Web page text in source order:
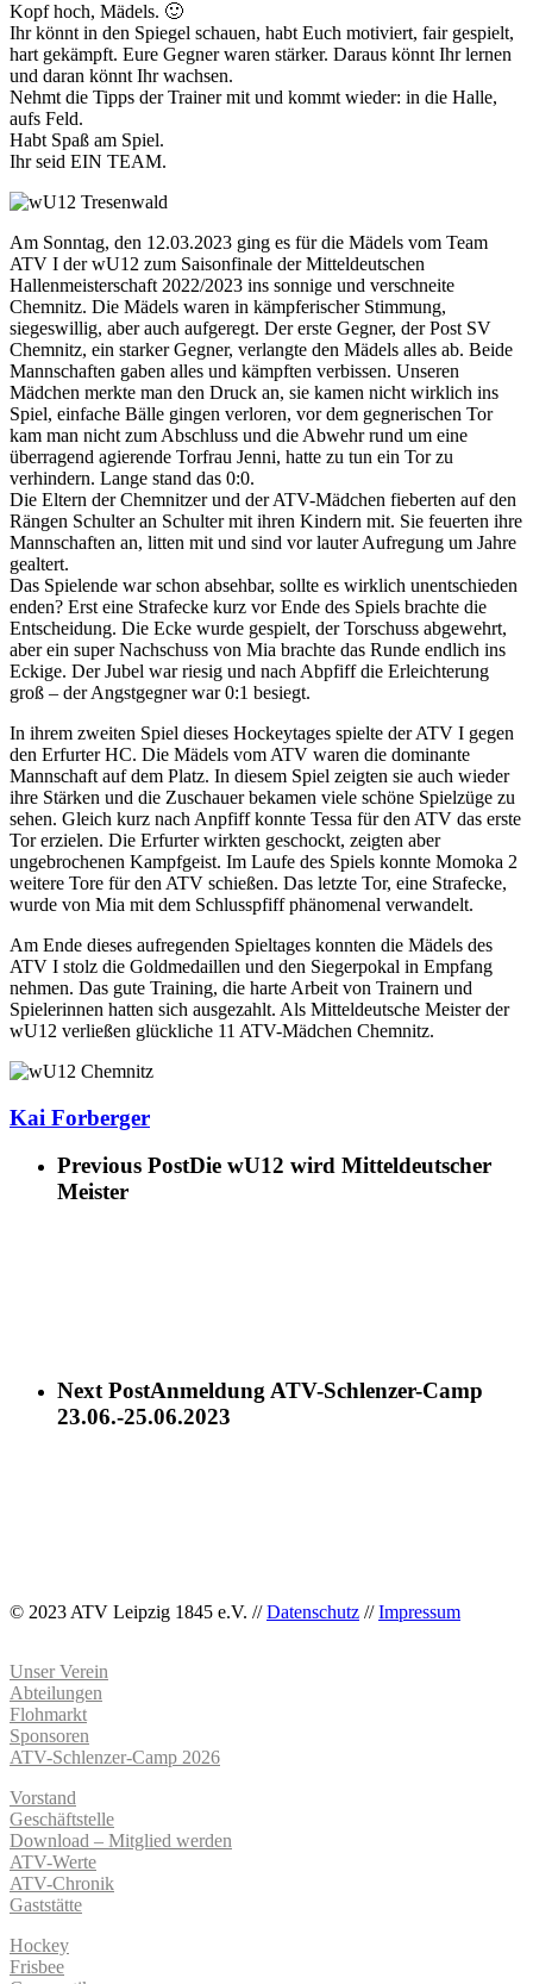
Kopf hoch, Mädels. 🙂
Ihr könnt in den Spiegel schauen, habt Euch motiviert, fair gespielt,
hart gekämpft. Eure Gegner waren stärker. Daraus könnt Ihr lernen
und daran könnt Ihr wachsen.
Nehmt die Tipps der Trainer mit und kommt wieder: in die Halle,
aufs Feld.
Habt Spaß am Spiel.
Ihr seid EIN TEAM.
Am Sonntag, den 12.03.2023 ging es für die Mädels vom Team
ATV I der wU12 zum Saisonfinale der Mitteldeutschen
Hallenmeisterschaft 2022/2023 ins sonnige und verschneite
Chemnitz. Die Mädels waren in kämpferischer Stimmung,
siegeswillig, aber auch aufgeregt. Der erste Gegner, der Post SV
Chemnitz, ein starker Gegner, verlangte den Mädels alles ab. Beide
Mannschaften gaben alles und kämpften verbissen. Unseren
Mädchen merkte man den Druck an, sie kamen nicht wirklich ins
Spiel, einfache Bälle gingen verloren, vor dem gegnerischen Tor
kam man nicht zum Abschluss und die Abwehr rund um eine
überragend agierende Torfrau Jenni, hatte zu tun ein Tor zu
verhindern. Lange stand das 0:0.
Die Eltern der Chemnitzer und der ATV-Mädchen fieberten auf den
Rängen Schulter an Schulter mit ihren Kindern mit. Sie feuerten ihre
Mannschaften an, litten mit und sind vor lauter Aufregung um Jahre
gealtert.
Das Spielende war schon absehbar, sollte es wirklich unentschieden
enden? Erst eine Strafecke kurz vor Ende des Spiels brachte die
Entscheidung. Die Ecke wurde gespielt, der Torschuss abgewehrt,
aber ein super Nachschuss von Mia brachte das Runde endlich ins
Eckige. Der Jubel war riesig und nach Abpfiff die Erleichterung
groß – der Angstgegner war 0:1 besiegt.
In ihrem zweiten Spiel dieses Hockeytages spielte der ATV I gegen
den Erfurter HC. Die Mädels vom ATV waren die dominante
Mannschaft auf dem Platz. In diesem Spiel zeigten sie auch wieder
ihre Stärken und die Zuschauer bekamen viele schöne Spielzüge zu
sehen. Gleich kurz nach Anpfiff konnte Tessa für den ATV das erste
Tor erzielen. Die Erfurter wirkten geschockt, zeigten aber
ungebrochenen Kampfgeist. Im Laufe des Spiels konnte Momoka 2
weitere Tore für den ATV schießen. Das letzte Tor, eine Strafecke,
wurde von Mia mit dem Schlusspfiff phänomenal verwandelt.
Am Ende dieses aufregenden Spieltages konnten die Mädels des
ATV I stolz die Goldmedaillen und den Siegerpokal in Empfang
nehmen. Das gute Training, die harte Arbeit von Trainern und
Spielerinnen hatten sich ausgezahlt. Als Mitteldeutsche Meister der
wU12 verließen glückliche 11 ATV-Mädchen Chemnitz.
Kai Forberger
Previous PostDie wU12 wird Mitteldeutscher
Meister
Next PostAnmeldung ATV-Schlenzer-Camp
23.06.-25.06.2023
© 2023 ATV Leipzig 1845 e.V. //Datenschutz //Impressum
Unser Verein
Abteilungen
Flohmarkt
Sponsoren
ATV-Schlenzer-Camp 2026
Vorstand
Geschäftstelle
Download – Mitglied werden
ATV-Werte
ATV-Chronik
Gaststätte
Hockey
Frisbee